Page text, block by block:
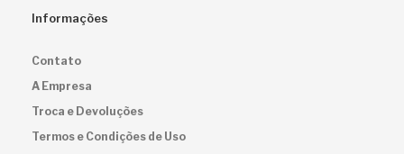
Informações
Contato
A Empresa
Troca e Devoluções
Termos e Condições de Uso